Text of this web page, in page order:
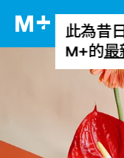
此為昔
M+的最